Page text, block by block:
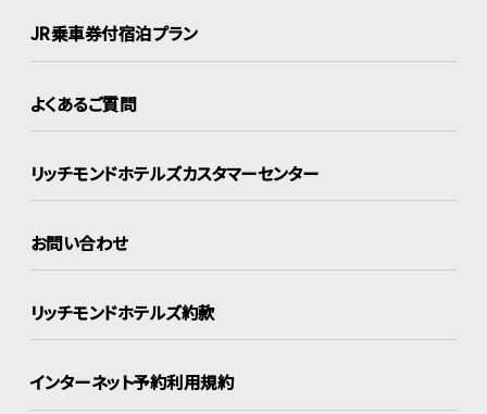
JR乗車券付宿泊プラン
よくあるご質問
リッチモンドホテルズカスタマーセンター
お問い合わせ
リッチモンドホテルズ約款
インターネット予約利用規約